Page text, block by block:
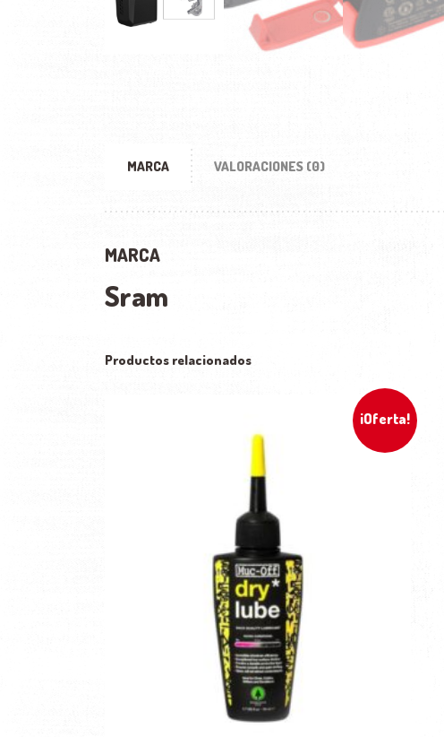
MARCA VALORACIONES (0)
MARCA
Sram
Productos relacionados
¡Oferta!